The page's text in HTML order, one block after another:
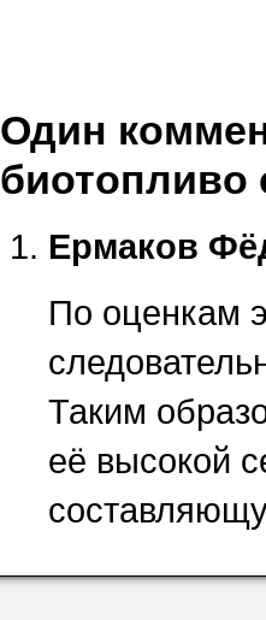
Один
биотопливо
Ермаков
По оценкам
Таким
её высокой